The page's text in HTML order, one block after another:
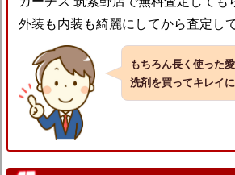
外装も内装も綺麗にしてから査定し
もちろん長く使った
洗剤を買ってキレイ